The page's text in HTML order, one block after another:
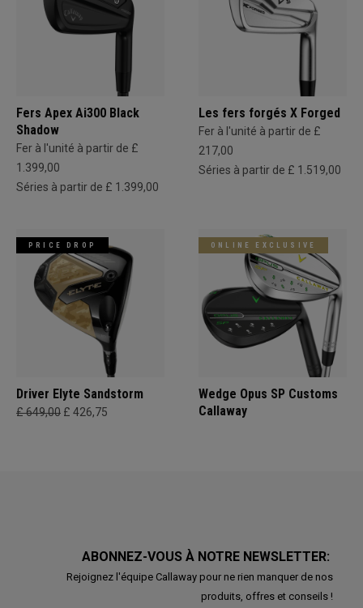
Fers Apex Ai300 Black
Shadow
Fer à l'unité à partir de £
1.399,00
Séries à partir de £ 1.399,00
Les fers forgés X Forged
Fer à l'unité à partir de £
217,00
Séries à partir de £ 1.519,00
PRICE DROP
Driver Elyte Sandstorm
£ 649,00 £ 426,75
ONLINE EXCLUSIVE
Wedge Opus SP Customs
Callaway
ABONNEZ-VOUS À NOTRE NEWSLETTER:
Rejoignez l'équipe Callaway pour ne rien manquer de nos
produits, offres et conseils !